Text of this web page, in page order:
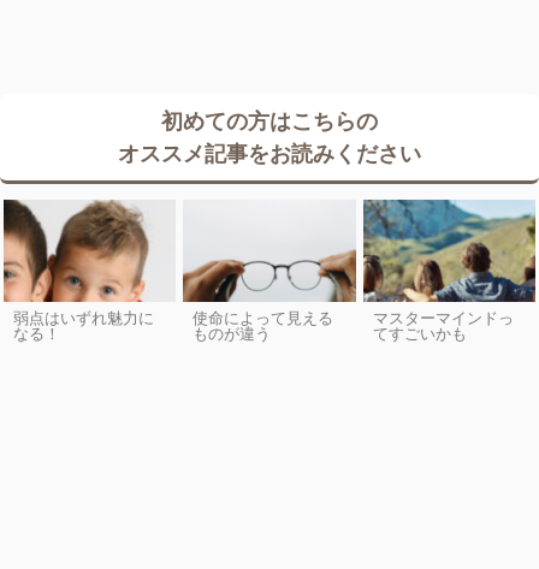
初めての方はこちらの
オススメ記事をお読みください
弱点はいずれ魅力に
なる！
使命によって見える
ものが違う
マスターマインドっ
てすごいかも